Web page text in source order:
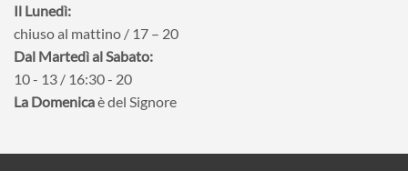
Il Lunedì:
chiuso al mattino / 17 – 20
Dal Martedì al Sabato:
10 - 13 / 16:30 - 20
La Domenicaè del Signore